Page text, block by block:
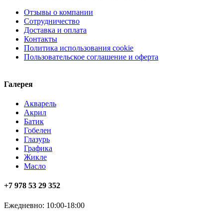
Отзывы о компании
Сотрудничество
Доставка и оплата
Контакты
Политика использования cookie
Пользовательское соглашение и оферта
Галерея
Акварель
Акрил
Батик
Гобелен
Глазурь
Графика
Жикле
Масло
+7 978 53 29 352
Ежедневно: 10:00-18:00